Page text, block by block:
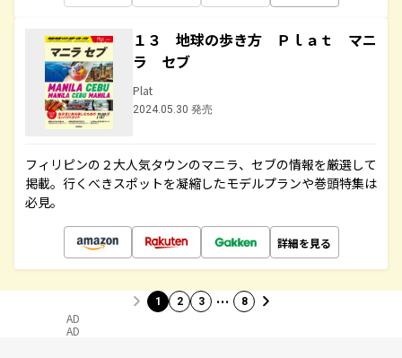
１３ 地球の歩き方 Ｐｌａｔ マニ
ラ セブ
Plat
2024.05.30 発売
フィリピンの２大人気タウンのマニラ、セブの情報を厳選して
掲載。行くべきスポットを凝縮したモデルプランや巻頭特集は
必見。
詳細を見る
1 2 3 … 8
AD
AD